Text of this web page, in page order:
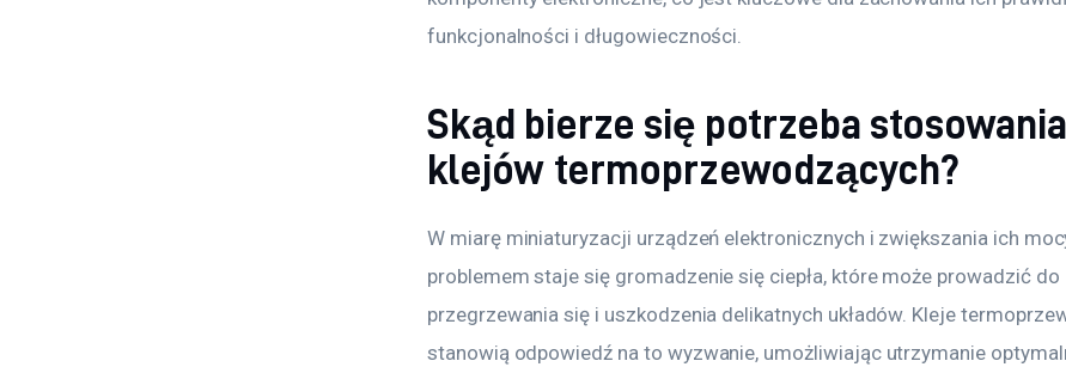
funkcjonalności i długowieczności.
Skąd bierze się potrzeba stosowania
klejów termoprzewodzących?
W miarę miniaturyzacji urządzeń elektronicznych i zwiększania ich
problemem staje się gromadzenie się ciepła, które może prowadzić do
przegrzewania się i uszkodzenia delikatnych układów. Kleje
stanowią odpowiedź na to wyzwanie, umożliwiając utrzymanie